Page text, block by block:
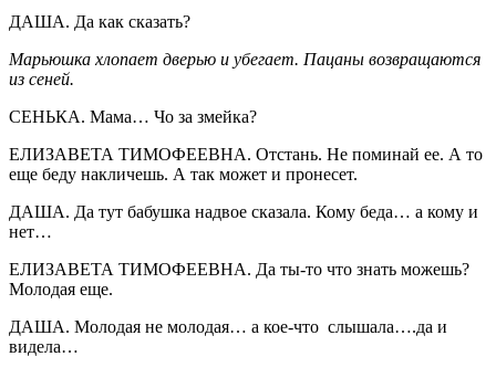
ДАША. Да как сказать?
Марьюшка хлопает дверью и убегает. Пацаны возвращаются
из сеней.
СЕНЬКА. Мама… Чо за змейка?
ЕЛИЗАВЕТА ТИМОФЕЕВНА. Отстань. Не поминай ее. А то
еще беду накличешь. А так может и пронесет.
ДАША. Да тут бабушка надвое сказала. Кому беда… а кому и
нет…
ЕЛИЗАВЕТА ТИМОФЕЕВНА. Да ты-то что знать можешь?
Молодая еще.
ДАША. Молодая не молодая… а кое-что слышала….да и
видела…